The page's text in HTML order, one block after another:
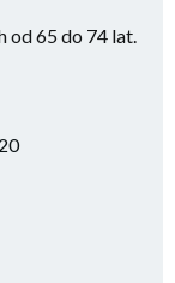
od 65 do 74 lat.